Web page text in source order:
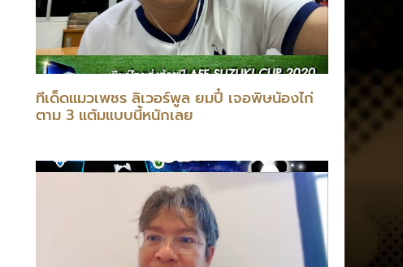
ทีเด็ดแมวเพชร ลิเวอร์พูล ยมปี๋ เจอพิษน้องไก่
ตาม 3 แต้มแบบนี้หนักเลย